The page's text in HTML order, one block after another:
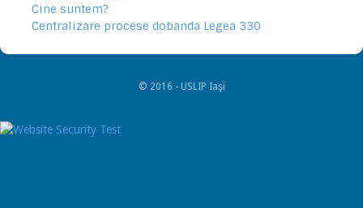
Cine suntem?
Centralizare procese dobanda Legea 330
© 2016 - USLIP Iaşi